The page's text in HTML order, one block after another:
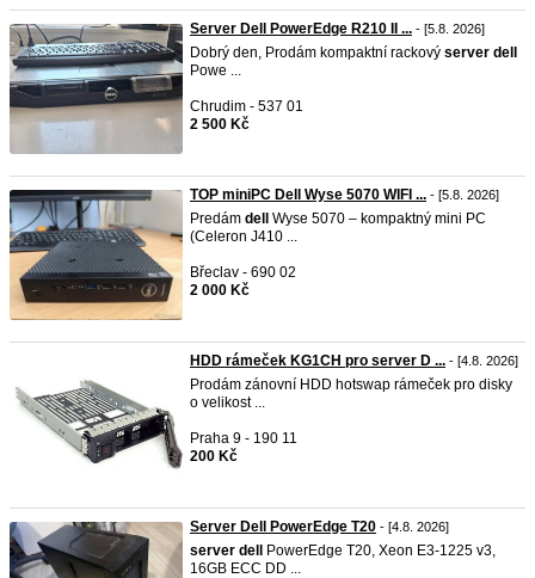
Server Dell PowerEdge R210 II ... - [5.8. 2026]
Dobrý den, Prodám kompaktní rackový server dell
Powe ...
Chrudim - 537 01
2 500 Kč
TOP miniPC Dell Wyse 5070 WIFI ... - [5.8. 2026]
Predám dell
Wyse 5070 – kompaktný mini PC
(Celeron J410 ...
Břeclav - 690 02
2 000 Kč
HDD rámeček KG1CH pro server D ... - [4.8. 2026]
Prodám zánovní HDD hotswap rámeček pro disky
o velikost ...
Praha 9 - 190 11
200 Kč
Server Dell PowerEdge T20 - [4.8. 2026]
server dell
PowerEdge T20, Xeon E3-1225 v3,
16GB ECC DD ...